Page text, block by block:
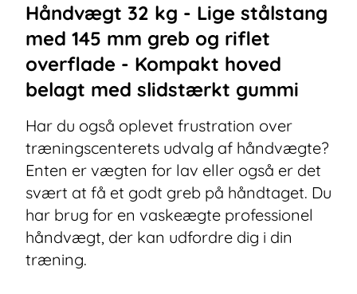
Håndvægt 32 kg - Lige stålstang
med 145 mm greb og riflet
overflade - Kompakt hoved
belagt med slidstærkt gummi
Har du også oplevet frustration over
træningscenterets udvalg af håndvægte?
Enten er vægten for lav eller også er det
svært at få et godt greb på håndtaget. Du
har brug for en vaskeægte professionel
håndvægt, der kan udfordre dig i din
træning.